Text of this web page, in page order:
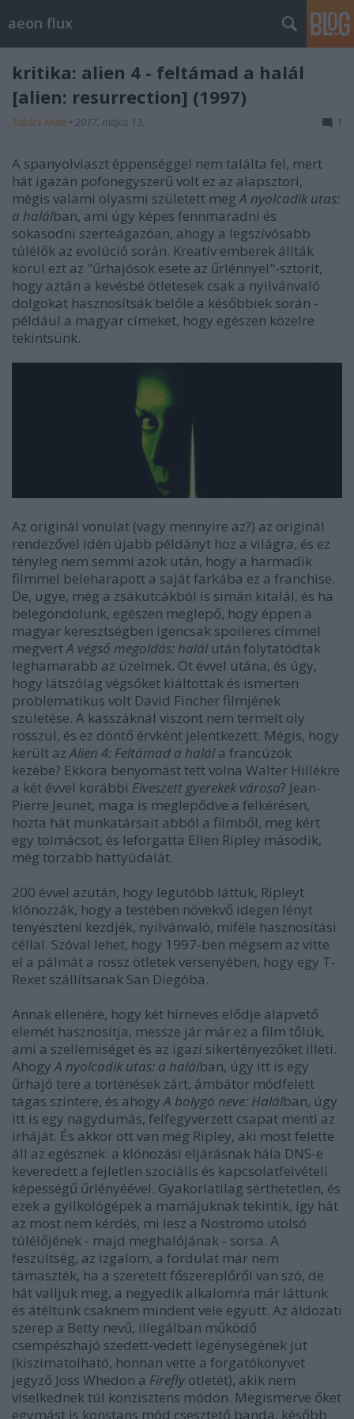
aeon flux
kritika: alien 4 - feltámad a halál
[alien: resurrection] (1997)
Takács Máté • 2017. május 13. 1
A spanyolviaszt éppenséggel nem találta fel, mert
hát igazán pofonegyszerű volt ez az alapsztori,
mégis valami olyasmi született megA nyolcadik utas:
a halálban, ami úgy képes fennmaradni és
sokasodni szerteágazóan, ahogy a legszívósabb
túlélők az evolúció során. Kreatív emberek állták
körül ezt az "űrhajósok esete az űrlénnyel"-sztorit,
hogy aztán a kevésbé ötletesek csak a nyilvánvaló
dolgokat hasznosítsák belőle a későbbiek során -
például a magyar címeket, hogy egészen közelre
tekintsünk.
Az originál vonulat (vagy mennyire az?) az originál
rendezővel idén újabb példányt hoz a világra, és ez
tényleg nem semmi azok után, hogy a harmadik
filmmel beleharapott a saját farkába ez a franchise.
De, ugye, még a zsákutcákból is simán kitalál, és ha
belegondolunk, egészen meglepő, hogy éppen a
magyar keresztségben igencsak spoileres címmel
megvertA végső megoldás: halálután folytatódtak
leghamarabb az üzelmek. Öt évvel utána, és úgy,
hogy látszólag végsőket kiáltottak és ismerten
problematikus volt David Fincher filmjének
születése. A kasszáknál viszont nem termelt oly
rosszul, és ez döntő érvként jelentkezett. Mégis, hogy
került azAlien 4: Feltámad a halála francúzok
kezébe? Ekkora benyomást tett volna Walter Hillékre
a két évvel korábbi Elveszett gyerekek városa? Jean-
Pierre Jeunet, maga is meglepődve a felkérésen,
hozta hát munkatársait abból a filmből, meg kért
egy tolmácsot, és leforgatta Ellen Ripley második,
még torzabb hattyúdalát.
200 évvel azután, hogy legutóbb láttuk, Ripleyt
klónozzák, hogy a testében növekvő idegen lényt
tenyészteni kezdjék, nyilvánvaló, miféle hasznosítási
céllal. Szóval lehet, hogy 1997-ben mégsem az vitte
el a pálmát a rossz ötletek versenyében, hogy egy T-
Rexet szállítsanak San Diegóba.
Annak ellenére, hogy két hírneves elődje alapvető
elemét hasznosítja, messze jár már ez a film tőlük,
ami a szellemiséget és az igazi sikertényezőket illeti.
AhogyA nyolcadik utas: a halálban, úgy itt is egy
űrhajó tere a történések zárt, ámbátor módfelett
tágas színtere, és ahogyA bolygó neve: Halálban, úgy
itt is egy nagydumás, felfegyverzett csapat menti az
irháját. És akkor ott van még Ripley, aki most felette
áll az egésznek: a klónozási eljárásnak hála DNS-e
keveredett a fejletlen szociális és kapcsolatfelvételi
képességű űrlényéével. Gyakorlatilag sérthetetlen, és
ezek a gyilkológépek a mamájuknak tekintik, így hát
az most nem kérdés, mi lesz a Nostromo utolsó
túlélőjének - majd meghalójának - sorsa. A
feszültség, az izgalom, a fordulat már nem
támaszték, ha a szeretett főszereplőről van szó, de
hát valljuk meg, a negyedik alkalomra már láttunk
és átéltünk csaknem mindent vele együtt. Az áldozati
szerep a Betty nevű, illegálban működő
csempészhajó szedett-vedett legénységének jut
(kiszimatolható, honnan vette a forgatókönyvet
jegyző Joss Whedon a Firefly ötletét), akik nem
viselkednek túl konzisztens módon. Megismerve őket
egymást is konstans mód csesztető banda, később